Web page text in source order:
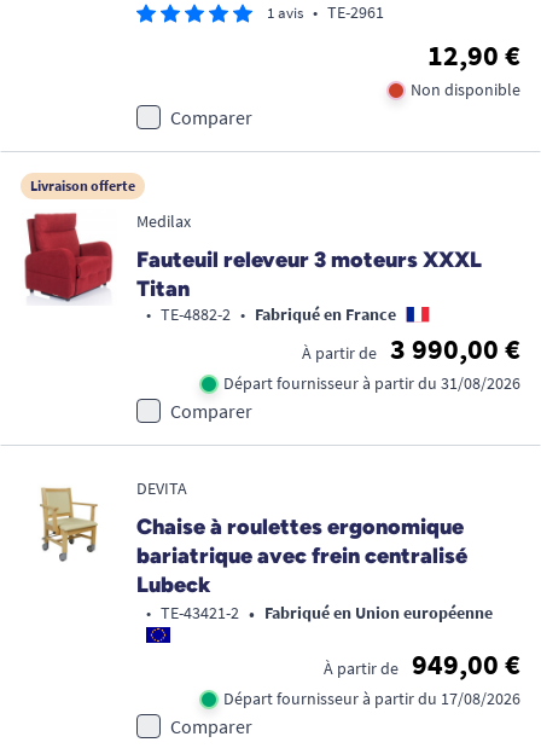
1 avis • TE-2961
12,90 €
Non disponible
Comparer
Livraison offerte
Medilax
Fauteuil releveur 3 moteurs XXXL
Titan
• TE-4882-2 • Fabriqué en France
À partir de
3 990,00 €
Départ fournisseur à partir du 31/08/2026
Comparer
DEVITA
Chaise à roulettes ergonomique
bariatrique avec frein centralisé
Lubeck
• TE-43421-2 • Fabriqué en Union européenne
À partir de 949,00 €
Départ fournisseur à partir du 17/08/2026
Comparer